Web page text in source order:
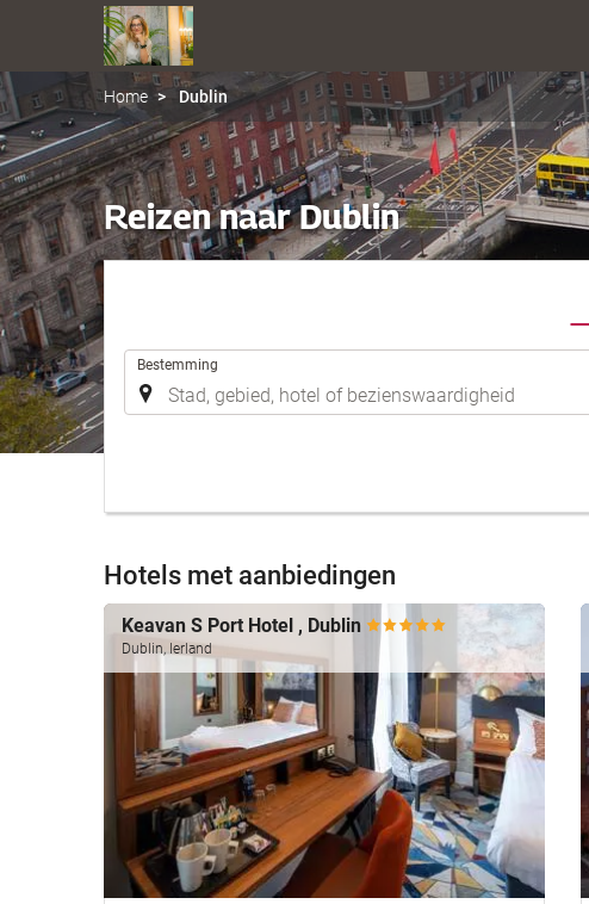
Home Dublin
Reizen naar Dublin
Bestemming
Hotels met aanbiedingen
Keavan S Port Hotel , Dublin
Dublin, Ierland